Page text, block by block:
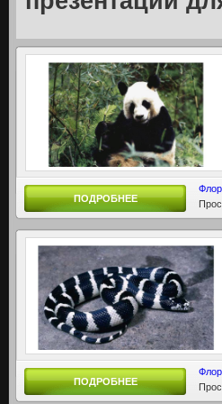
ПОДРОБНЕЕ
ПОДРОБНЕЕ